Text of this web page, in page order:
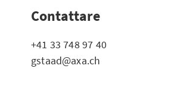
Contattare
+41 33 748 97 40
gstaad@axa.ch